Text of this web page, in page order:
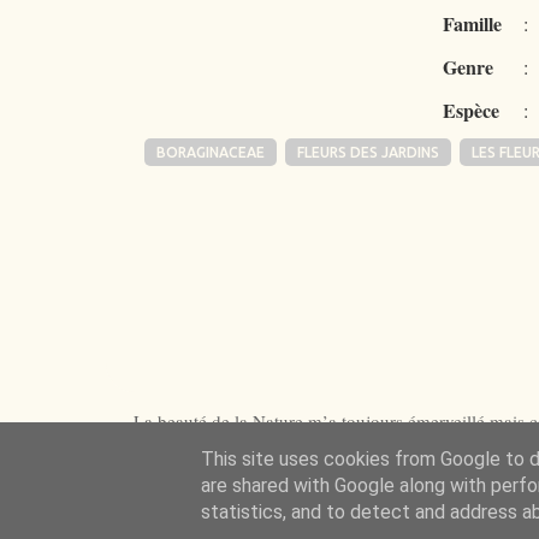
Famille :
Genre :
Espèce :
BORAGINACEAE FLEURS DES JARDINS LES
La beauté de la Nature m’a toujours émerveillé mais
This site uses cookies from Google to
are shared with Google along with
statistics, and to detect and address